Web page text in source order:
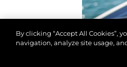
By clicking “Accept All Cookies”,
navigation, analyze site usage,